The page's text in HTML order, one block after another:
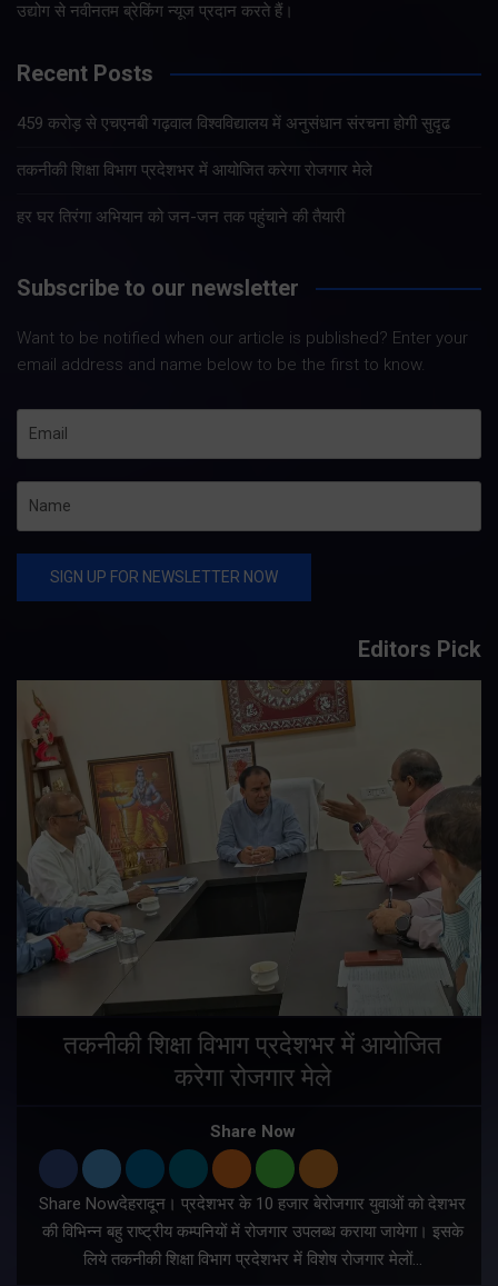
उद्योग से नवीनतम ब्रेकिंग न्यूज प्रदान करते हैं।
Recent Posts
459 करोड़ से एचएनबी गढ़वाल विश्वविद्यालय में अनुसंधान संरचना होगी सुदृढ
तकनीकी शिक्षा विभाग प्रदेशभर में आयोजित करेगा रोजगार मेले
हर घर तिरंगा अभियान को जन-जन तक पहुंचाने की तैयारी
Subscribe to our newsletter
Want to be notified when our article is published? Enter your
email address and name below to be the first to know.
Editors Pick
तकनीकी शिक्षा विभाग प्रदेशभर में आयोजित
करेगा रोजगार मेले
Share Now
Share Nowदेहरादून। प्रदेशभर के 10 हजार बेरोजगार युवाओं को देशभर
की विभिन्न बहु राष्ट्रीय कम्पनियों में रोजगार उपलब्ध कराया जायेगा। इसके
लिये तकनीकी शिक्षा विभाग प्रदेशभर में विशेष रोजगार मेलों…